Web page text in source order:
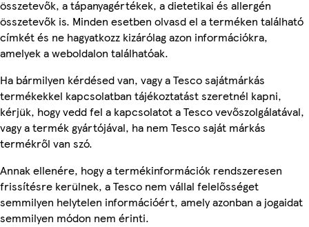
összetevők, a tápanyagértékek, a dietetikai és allergén
összetevők is. Minden esetben olvasd el a terméken található
címkét és ne hagyatkozz kizárólag azon információkra,
amelyek a weboldalon találhatóak.
Ha bármilyen kérdésed van, vagy a Tesco sajátmárkás
termékekkel kapcsolatban tájékoztatást szeretnél kapni,
kérjük, hogy vedd fel a kapcsolatot a Tesco vevőszolgálatával,
vagy a termék gyártójával, ha nem Tesco saját márkás
termékről van szó.
Annak ellenére, hogy a termékinformációk rendszeresen
frissítésre kerülnek, a Tesco nem vállal felelősséget
semmilyen helytelen információért, amely azonban a jogaidat
semmilyen módon nem érinti.